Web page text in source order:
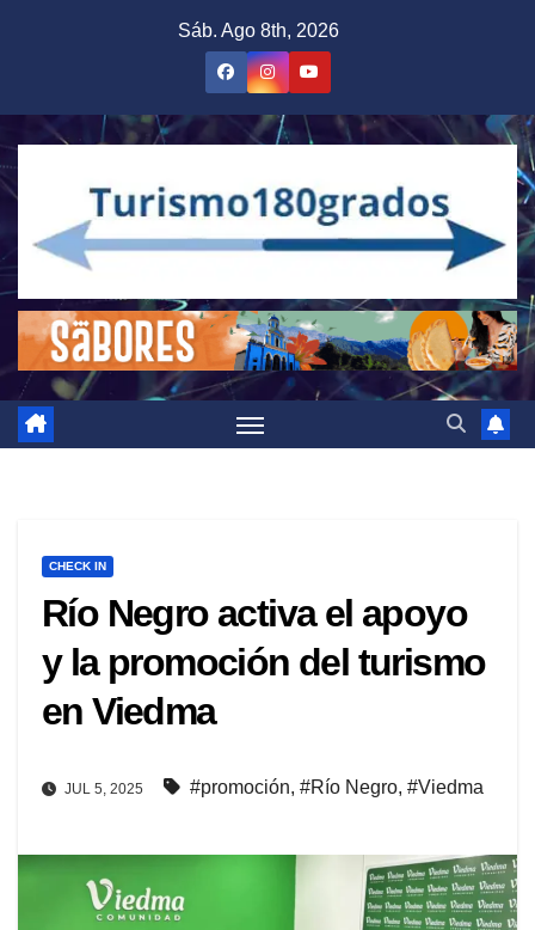
Sáb. Ago 8th, 2026
CHECK IN
Río Negro activa el apoyo
y la promoción del turismo
en Viedma
JUL 5, 2025 #promoción, #Río Negro, #Viedma